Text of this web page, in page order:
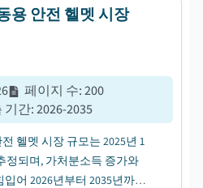
용 안전 헬멧 시장
페이지 수:200
기간:2026-2035
헬멧 시장 규모는 2025년 1
정되며, 가처분소득 증가와
어 2026년부터 2035년까지